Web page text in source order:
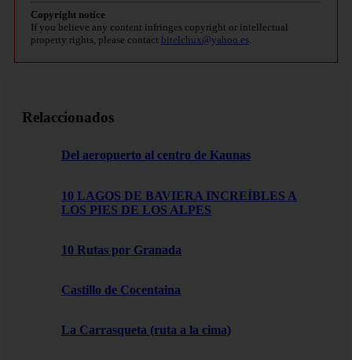
Copyright notice
If you believe any content infringes copyright or intellectual
property rights, please contact bitelchux@yahoo.es
Relaccionados
Del aeropuerto al centro de Kaunas
10 LAGOS DE BAVIERA INCREÍBLES A
LOS PIES DE LOS ALPES
10 Rutas por Granada
Castillo de Cocentaina
La Carrasqueta (ruta a la cima)